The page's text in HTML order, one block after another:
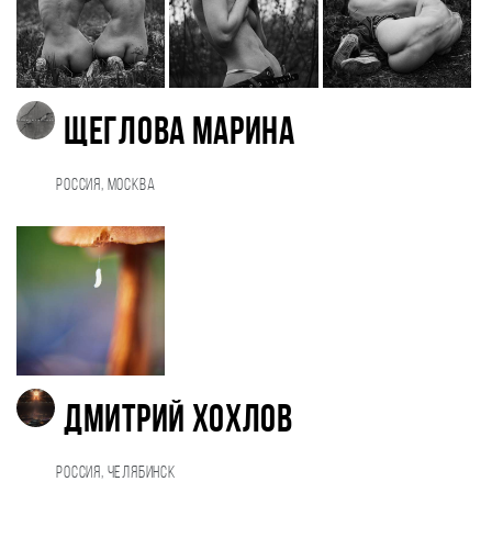
Щеглова Марина
Россия, Москва
Дмитрий Хохлов
Россия, Челябинск